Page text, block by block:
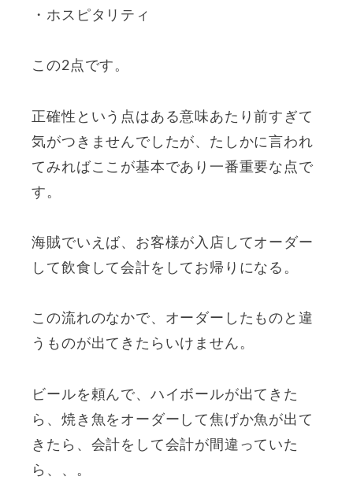
・ホスピタリティ
この2点です。
正確性という点はある意味あたり前すぎて
気がつきませんでしたが、たしかに言われ
てみればここが基本であり一番重要な点で
す。
海賊でいえば、お客様が入店してオーダー
して飲食して会計をしてお帰りになる。
この流れのなかで、オーダーしたものと違
うものが出てきたらいけません。
ビールを頼んで、ハイボールが出てきた
ら、焼き魚をオーダーして焦げか魚が出て
きたら、会計をして会計が間違っていた
ら、、。